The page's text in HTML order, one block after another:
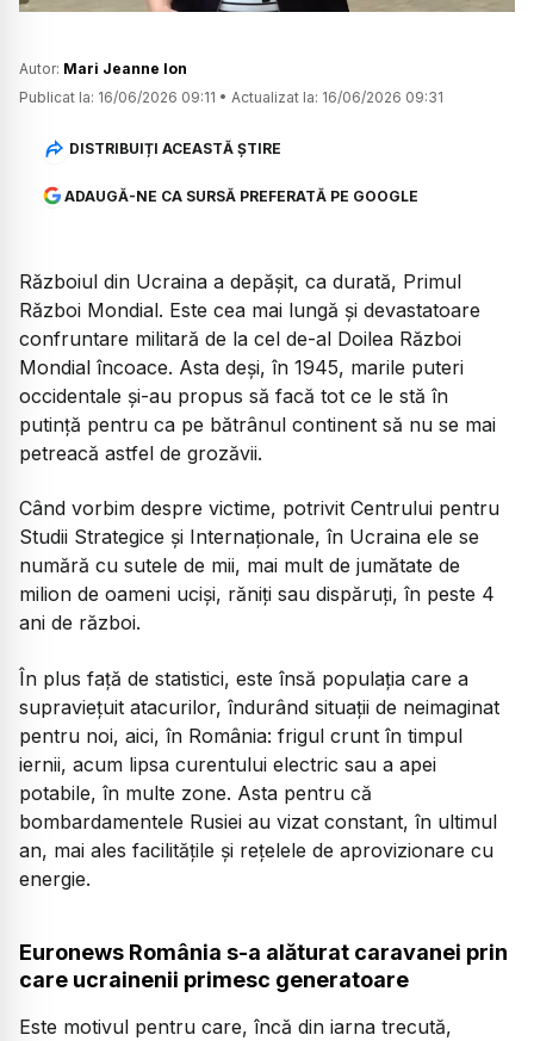
Autor: Mari Jeanne Ion
Publicat la: 16/06/2026 09:11 • Actualizat la: 16/06/2026 09:31
DISTRIBUIȚI ACEASTĂ ȘTIRE
ADAUGĂ-NE CA SURSĂ PREFERATĂ PE GOOGLE
Războiul din Ucraina a depășit, ca durată, Primul
Război Mondial. Este cea mai lungă și devastatoare
confruntare militară de la cel de-al Doilea Război
Mondial încoace. Asta deși, în 1945, marile puteri
occidentale și-au propus să facă tot ce le stă în
putință pentru ca pe bătrânul continent să nu se mai
petreacă astfel de grozăvii.
Când vorbim despre victime, potrivit Centrului pentru
Studii Strategice și Internaționale, în Ucraina ele se
numără cu sutele de mii, mai mult de jumătate de
milion de oameni uciși, răniți sau dispăruți, în peste 4
ani de război.
În plus față de statistici, este însă populația care a
supraviețuit atacurilor, îndurând situații de neimaginat
pentru noi, aici, în România: frigul crunt în timpul
iernii, acum lipsa curentului electric sau a apei
potabile, în multe zone. Asta pentru că
bombardamentele Rusiei au vizat constant, în ultimul
an, mai ales facilitățile și rețelele de aprovizionare cu
energie.
Euronews România s-a alăturat caravanei prin
care ucrainenii primesc generatoare
Este motivul pentru care, încă din iarna trecută,